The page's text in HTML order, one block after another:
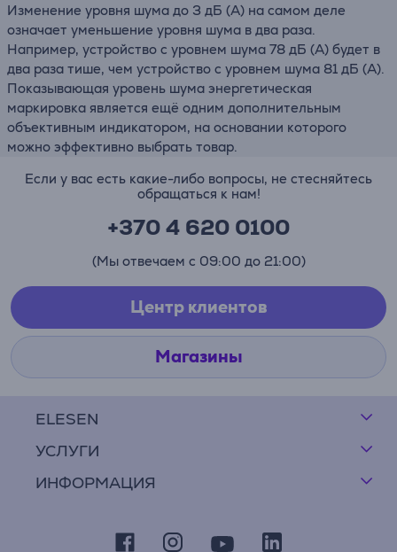
Изменение уровня шума до 3 дБ (А) на самом деле
означает уменьшение уровня шума в два раза.
Например, устройство с уровнем шума 78 дБ (А) будет в
два раза тише, чем устройство с уровнем шума 81 дБ (А).
Показывающая уровень шума энергетическая
маркировка является ещё одним дополнительным
объективным индикатором, на основании которого
можно эффективно выбрать товар.
ELESEN
УСЛУГИ
ИНФОРМАЦИЯ
Если у вас есть какие-либо вопросы, не стесняйтесь
обращаться к нам!
+370 4 620 0100
(Мы отвечаем с 09:00 до 21:00)
Центр клиентов
Магазины